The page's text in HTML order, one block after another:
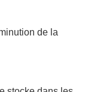
de la